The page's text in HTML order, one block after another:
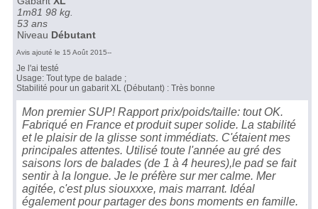
1m81 98 kg.
53 ans
Niveau Débutant
Avis ajouté le 15 Août 2015--
Je l'ai testé
Usage: Tout type de balade ;
Stabilité pour un gabarit XL (Débutant) : Très bonne
Mon premier SUP! Rapport prix/poids/taille: tout OK.
Fabriqué en France et produit super solide. La stabilité
et le plaisir de la glisse sont immédiats. C'étaient mes
principales attentes. Utilisé toute l'année au gré des
saisons lors de balades (de 1 à 4 heures),le pad se fait
sentir à la longue. Je le préfère sur mer calme. Mer
agitée, c'est plus siouxxxe, mais marrant. Idéal
également pour partager des bons moments en famille.